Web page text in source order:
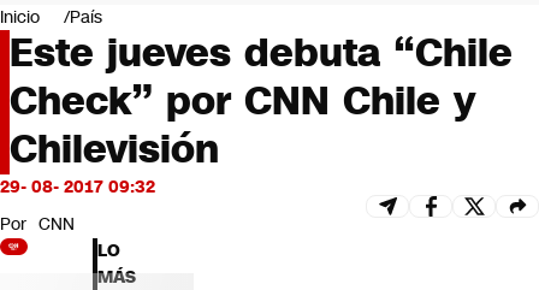
Negocios
Deportes
Programas completos
Cultura
Servicios
Bits
CNN tiempo
Futuro 360
Opinión
Inicio País
Este jueves debuta “Chile
Check” por CNN Chile y
Chilevisión
29- 08- 2017 09:32
Por CNN
LO
MÁS